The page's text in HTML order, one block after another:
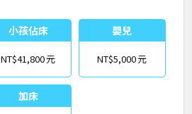
小孩佔床
NT$41,800
嬰兒
NT$5,000
加床